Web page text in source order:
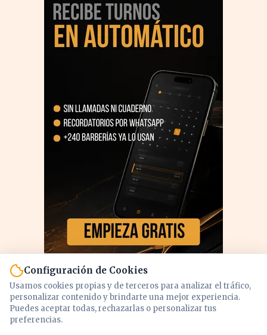
Configuración de Cookies
Usamos cookies propias y de terceros para analizar el tráfico,
personalizar contenido y brindarte una mejor experiencia.
Puedes aceptar todas, rechazarlas o personalizar tus
preferencias.